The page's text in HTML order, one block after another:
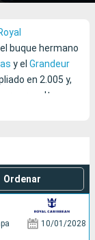
buque hermano
y el Grandeur
en 2.005 y,
resulta muy
Ordenar
10/01/2028